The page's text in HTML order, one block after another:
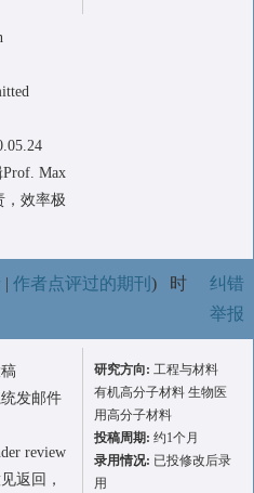
Max
，效率极
| 作者点评过的期刊 ) 时
纠错
举报
发邮件
review
返回，
研究方向: 工程与材料
有机高分子材料 生物医
用高分子材料
投稿周期: 约1个月
录用情况: 已投修改后录
用